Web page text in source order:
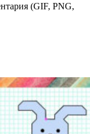
(GIF, PNG,